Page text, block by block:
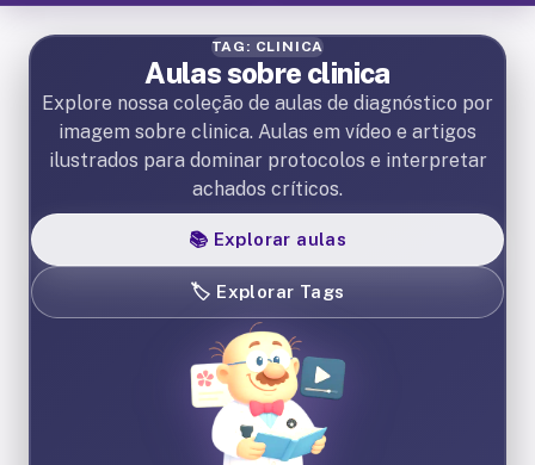
TAG: CLINICA
Aulas sobre clinica
Explore nossa coleção de aulas de diagnóstico por
imagem sobre clinica. Aulas em vídeo e artigos
ilustrados para dominar protocolos e interpretar
achados críticos.
📚 Explorar aulas
🏷️ Explorar Tags